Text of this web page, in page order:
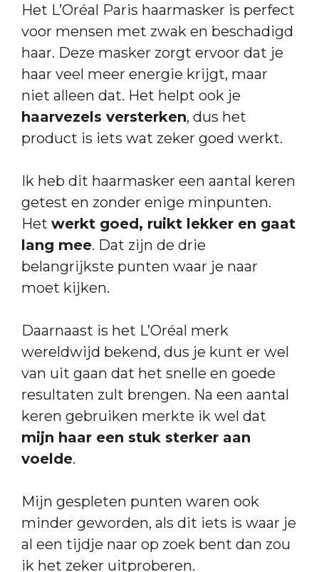
Het L’Oréal Paris haarmasker is perfect
voor mensen met zwak en beschadigd
haar. Deze masker zorgt ervoor dat je
haar veel meer energie krijgt, maar
niet alleen dat. Het helpt ook je
haarvezels versterken, dus het
product is iets wat zeker goed werkt.
Ik heb dit haarmasker een aantal keren
getest en zonder enige minpunten.
Het werkt goed, ruikt lekker en gaat
lang mee. Dat zijn de drie
belangrijkste punten waar je naar
moet kijken.
Daarnaast is het L’Oréal merk
wereldwijd bekend, dus je kunt er wel
van uit gaan dat het snelle en goede
resultaten zult brengen. Na een aantal
keren gebruiken merkte ik wel dat
mijn haar een stuk sterker aan
voelde.
Mijn gespleten punten waren ook
minder geworden, als dit iets is waar je
al een tijdje naar op zoek bent dan zou
ik het zeker uitproberen.